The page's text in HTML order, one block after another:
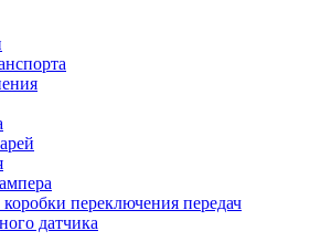
переключения передач
датчика